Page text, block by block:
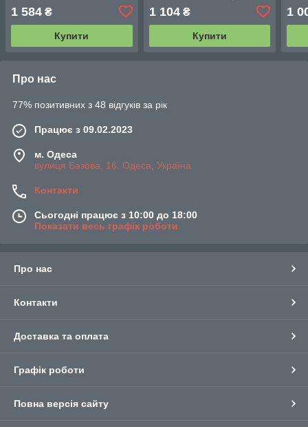
1 584 ₴
Купити
акумуляторі
1 104₴
Купити
1
Про нас
77% позитивних з 48 відгуків за рік
Працює з 09.02.2023
м. Одеса
вулиця Базова, 16, Одеса, Україна
Контакти
Сьогодні працює з 10:00 до 18:00
Показати весь графік роботи
Про нас
Контакти
Доставка та оплата
Графік роботи
Повна версія сайту